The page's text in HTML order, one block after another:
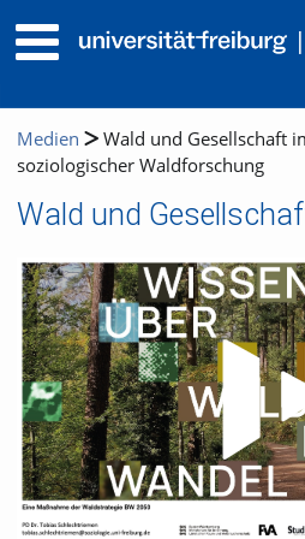
Medien
Wald und Gesellschaft
soziologischer Waldforschung